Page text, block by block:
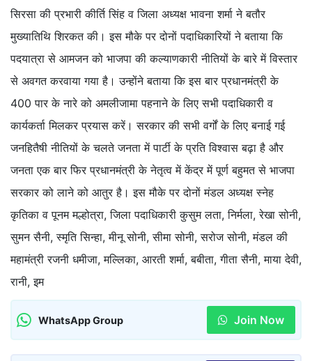
सिरसा की प्रभारी कीर्ति सिंह व जिला अध्यक्ष भावना शर्मा ने बतौर
मुख्यातिथि शिरकत की। इस मौके पर दोनों पदाधिकारियों ने बताया कि
पदयात्रा से आमजन को भाजपा की कल्याणकारी नीतियों के बारे में विस्तार
से अवगत करवाया गया है। उन्होंने बताया कि इस बार प्रधानमंत्री के
400 पार के नारे को अमलीजामा पहनाने के लिए सभी पदाधिकारी व
कार्यकर्ता मिलकर प्रयास करें। सरकार की सभी वर्गों के लिए बनाई गई
जनहितैषी नीतियों के चलते जनता में पार्टी के प्रति विश्वास बढ़ा है और
जनता एक बार फिर प्रधानमंत्री के नेतृत्व में केंद्र में पूर्ण बहुमत से भाजपा
सरकार को लाने को आतुर है। इस मौके पर दोनों मंडल अध्यक्ष स्नेह
कृतिका व पूनम मल्होत्रा, जिला पदाधिकारी कुसुम लता, निर्मला, रेखा सोनी,
सुमन सैनी, स्मृति सिन्हा, मीनू सोनी, सीमा सोनी, सरोज सोनी, मंडल की
महामंत्री रजनी धमीजा, मल्लिका, आरती शर्मा, बबीता, गीता सैनी, माया देवी,
रानी, इम
WhatsApp Group Join Now